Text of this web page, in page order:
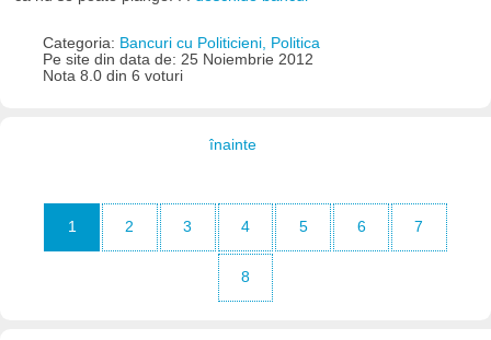
Categoria: Bancuri cu Politicieni, Politica
Pe site din data de: 25 Noiembrie 2012
Nota 8.0 din 6 voturi
înainte
1 2 3 4 5 6 7
8